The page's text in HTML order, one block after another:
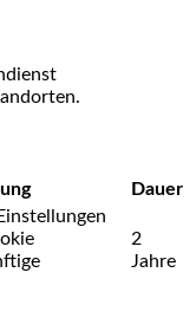
Dauer
2
Jahre